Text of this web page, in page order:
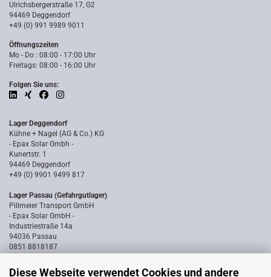
Diese Webseite verwendet Cookies und andere
Ulrichsbergerstraße 17, G2
94469 Deggendorf
+49 (0) 991 9989 9011
Öffnungszeiten
Mo - Do : 08:00 - 17:00 Uhr
Freitags: 08:00 - 16:00 Uhr
Folgen Sie uns:
Lager Deggendorf
Kühne + Nagel (AG & Co.) KG
- Epax Solar Gmbh -
Kunertstr. 1
94469 Deggendorf
+49 (0) 9901 9499 817
Lager Passau (Gefahrgutlager)
Pillmeier Transport GmbH
- Epax Solar GmbH -
Industriestraße 14a
94036 Passau
0851 8818187